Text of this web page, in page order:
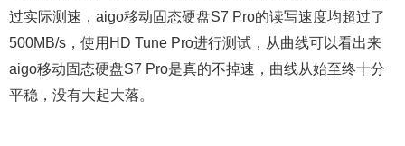
过实际测速，aigo移动固态硬盘S7 Pro的读写速度均超过了
500MB/s，使用HD Tune Pro进行测试，从曲线可以看出来
aigo移动固态硬盘S7 Pro是真的不掉速，曲线从始至终十分
平稳，没有大起大落。